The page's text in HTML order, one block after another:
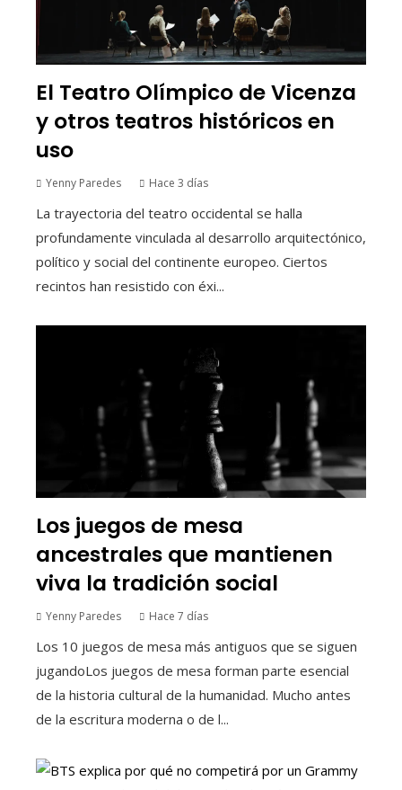
El Teatro Olímpico de Vicenza
y otros teatros históricos en
uso
Yenny Paredes Hace 3 días
La trayectoria del teatro occidental se halla
profundamente vinculada al desarrollo arquitectónico,
político y social del continente europeo. Ciertos
recintos han resistido con éxi...
Los juegos de mesa
ancestrales que mantienen
viva la tradición social
Yenny Paredes Hace 7 días
Los 10 juegos de mesa más antiguos que se siguen
jugandoLos juegos de mesa forman parte esencial
de la historia cultural de la humanidad. Mucho antes
de la escritura moderna o de l...